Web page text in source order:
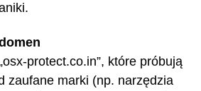
protect.co.in”, które próbują
zaufane marki (np. narzędzia